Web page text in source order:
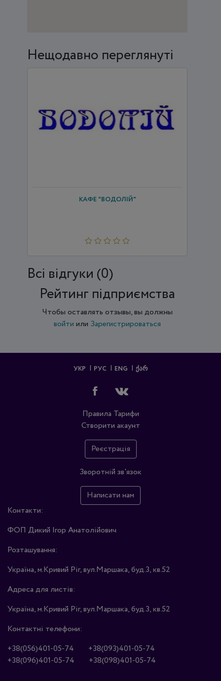
Нещодавно переглянуті
КАФЕ "ВОДОЛІЙ"
Всi відгуки (0)
Рейтинг підприємства
Чтобы оставлять отзывы, вы должны
войти или Зарегистрироваться
УКР РУС ENG ᲥᲐᲠ
Правила Тарифи
Створити акаунт
Реєстрація
Зворотній зв'язок
Написати нам
Контакти:
ФОП Дикий Ігор Анатолійович
Розташування:
Україна, м.Кривий Ріг, вул.Маршака, буд.3, кв.52
Адреса для листів:
Україна, м.Кривий Ріг, вул.Маршака, буд.3, кв.52
Контактні телефони:
+38(056)401-05-74
+38(093)401-05-74
+38(096)401-05-74
+38(098)401-05-74